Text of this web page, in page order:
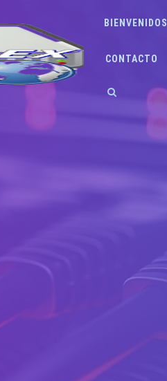
BIENVENIDOS
CONTACTO